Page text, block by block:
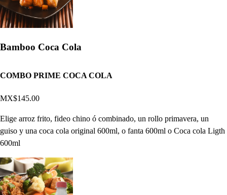
Bamboo Coca Cola
COMBO PRIME COCA COLA
MX$145.00
Elige arroz frito, fideo chino ó combinado, un rollo primavera, un
guiso y una coca cola original 600ml, o fanta 600ml o Coca cola Ligth
600ml